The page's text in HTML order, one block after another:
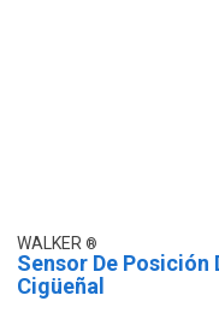
WALKER
Sensor De Posición
Cigüeñal